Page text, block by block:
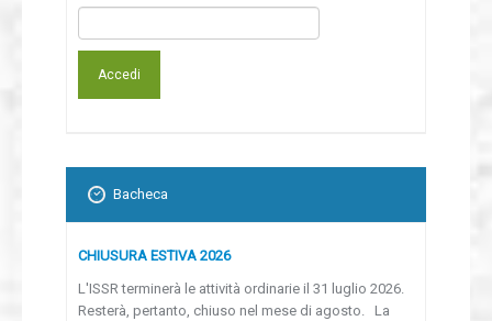
Bacheca
CHIUSURA ESTIVA 2026
L'ISSR terminerà le attività ordinarie il 31 luglio 2026.
Resterà, pertanto, chiuso nel mese di agosto. La